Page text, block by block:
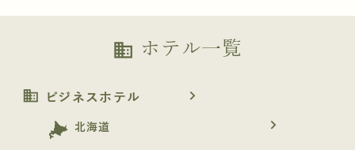
business ホテル一覧
business ビジネスホテル navigate_next
北海道 navigate_next